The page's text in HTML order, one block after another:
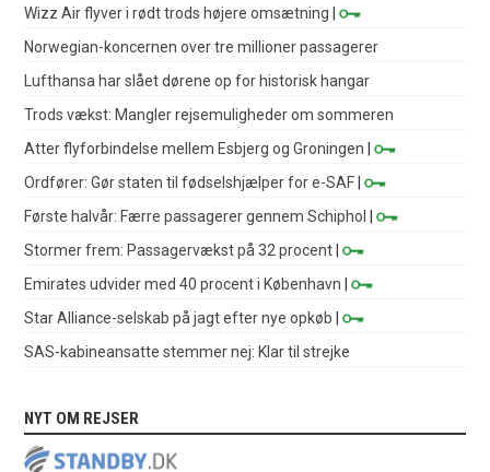
Wizz Air flyver i rødt trods højere omsætning |
Norwegian-koncernen over tre millioner passagerer
Lufthansa har slået dørene op for historisk hangar
Trods vækst: Mangler rejsemuligheder om sommeren
Atter flyforbindelse mellem Esbjerg og Groningen |
Ordfører: Gør staten til fødselshjælper for e-SAF |
Første halvår: Færre passagerer gennem Schiphol
|
Stormer frem: Passagervækst på 32 procent |
Emirates udvider med 40 procent i København |
Star Alliance-selskab på jagt efter nye opkøb |
SAS-kabineansatte stemmer nej: Klar til strejke
NYT OM REJSER